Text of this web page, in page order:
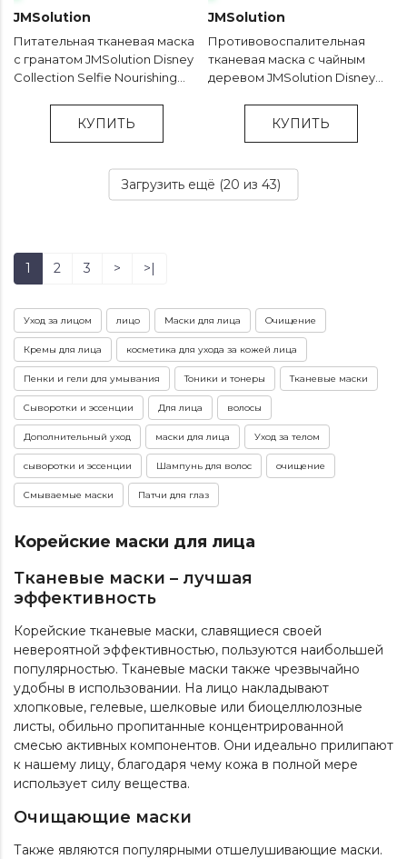
JMSolution
Питательная тканевая маска
с гранатом JMSolution Disney
Collection Selfie Nourishing
КУПИТЬ
JMSolution
Противовоспалительная
тканевая маска с чайным
деревом JMSolution Disney
КУПИТЬ
Загрузить ещё (20 из 43)
1 2 3 > >|
Уход за лицом лицо Маски для лица Очищение
Кремы для лица косметика для ухода за кожей лица
Пенки и гели для умывания Тоники и тонеры Тканевые маски
Сыворотки и эссенции Для лица волосы
Дополнительный уход маски для лица Уход за телом
сыворотки и эссенции Шампунь для волос очищение
Смываемые маски Патчи для глаз
Корейские маски для лица
Тканевые маски – лучшая
эффективность
Корейские тканевые маски, славящиеся своей
невероятной эффективностью, пользуются наибольшей
популярностью. Тканевые маски также чрезвычайно
удобны в использовании. На лицо накладывают
хлопковые, гелевые, шелковые или биоцеллюлозные
листы, обильно пропитанные концентрированной
смесью активных компонентов. Они идеально прилипают
к нашему лицу, благодаря чему кожа в полной мере
использует силу вещества.
Очищающие маски
Также являются популярными отшелушивающие маски.